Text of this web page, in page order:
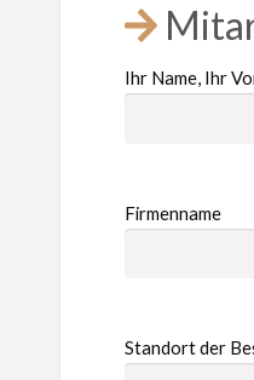
Ihr Name, Ihr
Firmenname
Standort der